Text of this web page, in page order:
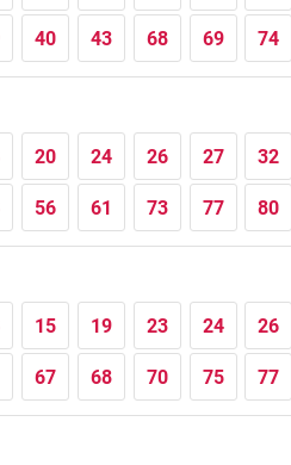
40 43 68 69 74
20 24 26 27 32
56 61 73 77 80
15 19 23 24 26
67 68 70 75 77